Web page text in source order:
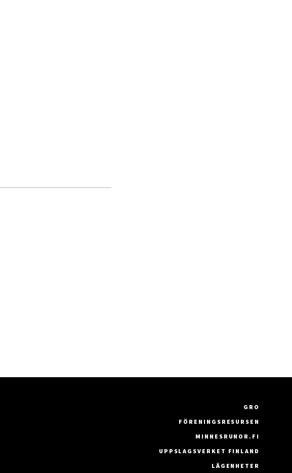
GRO
FÖRENINGSRESURSEN
MINNESRUNOR.FI
UPPSLAGSVERKET FINLAND
LÄGENHETER